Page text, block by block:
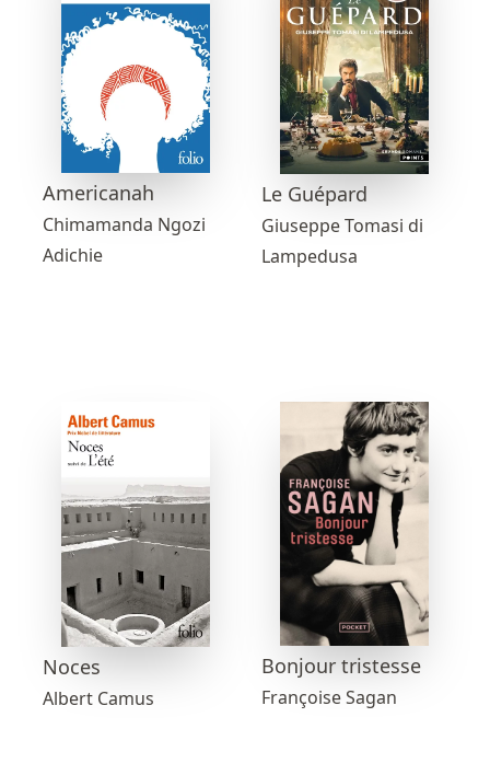
Americanah
Chimamanda Ngozi
Adichie
Le Guépard
Giuseppe Tomasi di
Lampedusa
Noces
Albert Camus
Bonjour tristesse
Françoise Sagan